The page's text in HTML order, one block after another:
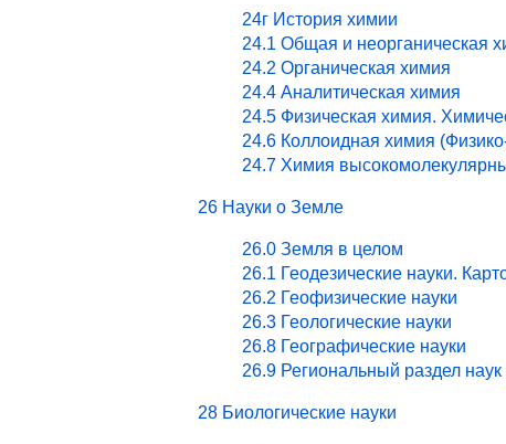
24г История химии
24.1 Общая и неорганическая
24.2 Органическая химия
24.4 Аналитическая химия
24.5 Физическая химия.
24.6 Коллоидная химия
24.7 Химия
26 Науки о Земле
26.0 Земля в целом
26.1 Геодезические науки.
26.2 Геофизические науки
26.3 Геологические науки
26.8 Географические науки
26.9 Региональный раздел
28 Биологические науки